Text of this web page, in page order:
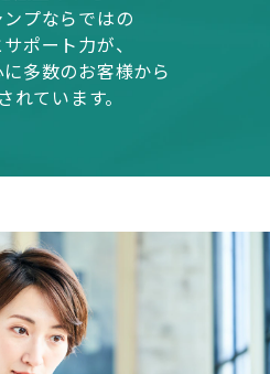
プならではの
ポート力が、
多数のお客様から
れています。